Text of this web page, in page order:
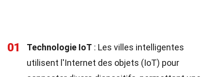
01 Technologie IoT : Les villes intelligentes
utilisent l'Internet des objets (IoT) pour